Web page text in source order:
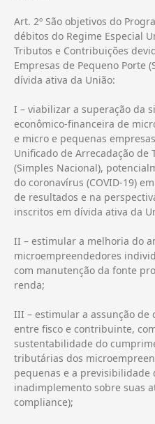
Art. 2º São objetivos do
débitos do Regime Especial
Tributos e Contribuições
Empresas de Pequeno Porte
dívida ativa da União:
I – viabilizar a superação da
econômico-financeira de
e micro e pequenas
Unificado de Arrecadação de
(Simples Nacional),
do coronavírus (COVID-19)
de resultados e na
inscritos em dívida ativa da
II – estimular a melhoria do
microempreendedores
com manutenção da fonte
renda;
III – estimular a assunção de
entre fisco e contribuinte,
sustentabilidade do
tributárias dos
pequenas e a previsibilidade
inadimplemento sobre suas
compliance);